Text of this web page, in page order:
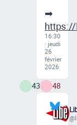
➡
16:30
· jeudi
26
février
2026
43 48